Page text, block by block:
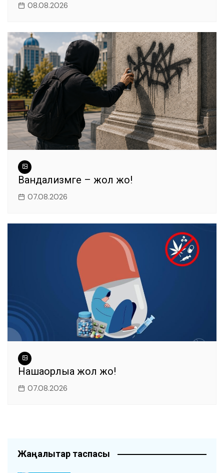
08.08.2026
Вандализмге – жол жоқ!
07.08.2026
Нашақорлыққа жол жоқ!
07.08.2026
Жаңалықтар таспасы